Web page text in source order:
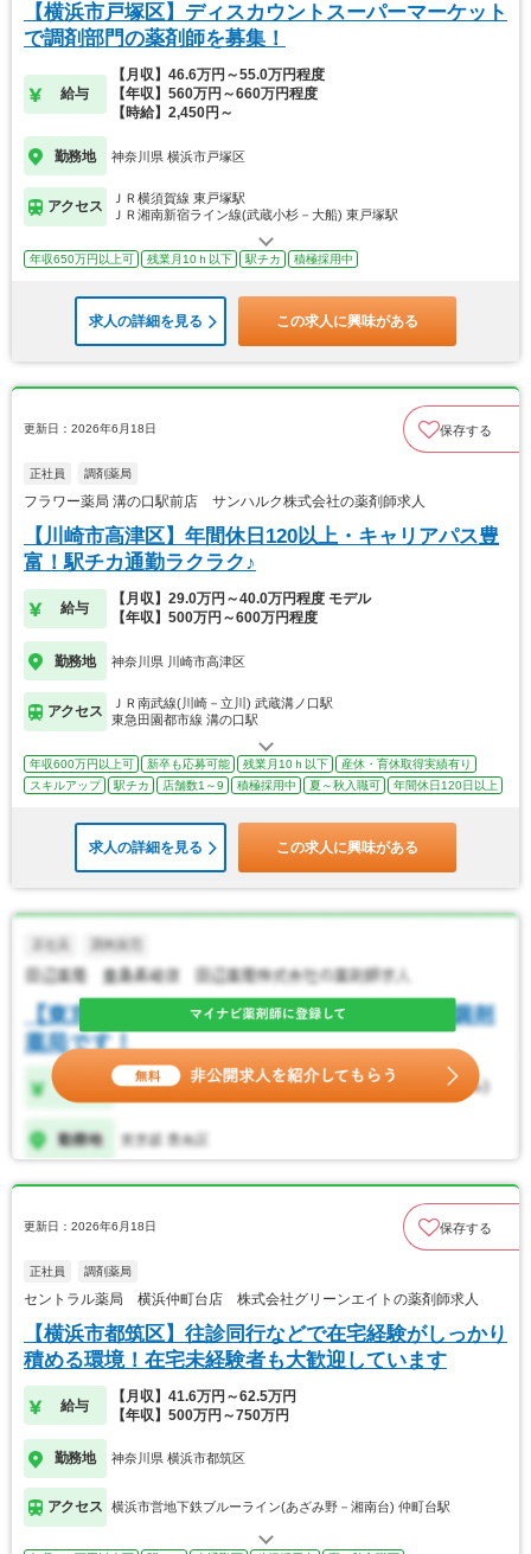
【横浜市戸塚区】ディスカウントスーパーマーケット
で調剤部門の薬剤師を募集！
給与
【月収】46.6万円～55.0万円程度
【年収】560万円～660万円程度
【時給】2,450円～
勤務地 神奈川県 横浜市戸塚区
アクセス
ＪＲ横須賀線 東戸塚駅
ＪＲ湘南新宿ライン線(武蔵小杉－大船) 東戸塚駅
年収650万円以上可 残業月10ｈ以下 駅チカ 積極採用中
求人の詳細を見る この求人に興味がある
更新日：2026年6月18日 保存する
正社員 調剤薬局
フラワー薬局 溝の口駅前店 サンハルク株式会社の薬剤師求人
【川崎市高津区】年間休日120以上・キャリアパス豊
富！駅チカ通勤ラクラク♪
給与
【月収】29.0万円～40.0万円程度 モデル
【年収】500万円～600万円程度
勤務地 神奈川県 川崎市高津区
アクセス
ＪＲ南武線(川崎－立川) 武蔵溝ノ口駅
東急田園都市線 溝の口駅
年収600万円以上可 新卒も応募可能 残業月10ｈ以下
産休・育休取得実績有り
スキルアップ
駅チカ 店舗数1～9 積極採用中 夏～秋入職可 年間休日120日以上
求人の詳細を見る この求人に興味がある
更新日：2026年6月18日 保存する
正社員 調剤薬局
セントラル薬局 横浜仲町台店 株式会社グリーンエイトの薬剤師求人
【横浜市都筑区】往診同行などで在宅経験がしっかり
積める環境！在宅未経験者も大歓迎しています
給与
【月収】41.6万円～62.5万円
【年収】500万円～750万円
勤務地 神奈川県 横浜市都筑区
アクセス 横浜市営地下鉄ブルーライン(あざみ野－湘南台) 仲町台駅